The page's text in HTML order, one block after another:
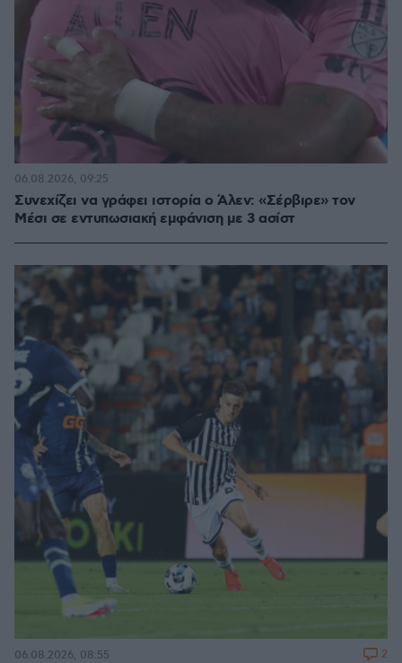
Συνεχίζει να γράφει ιστορία ο Άλεν: «Σέρβιρε» τον
Μέσι σε εντυπωσιακή εμφάνιση με 3 ασίστ
06.08.2026, 09:25
06.08.2026, 08:55 2